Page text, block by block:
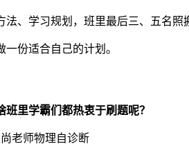
、学习规划，班里最后三、五名照
份适合自己的计划。
里学霸们都热衷于刷题呢？